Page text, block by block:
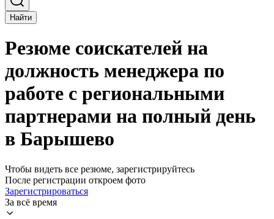
Найти
Резюме соискателей на
должность менеджера по
работе с региональными
партнерами на полный день
в Барышево
Чтобы видеть все резюме, зарегистрируйтесь
После регистрации откроем фото
Зарегистрироваться
За всё время